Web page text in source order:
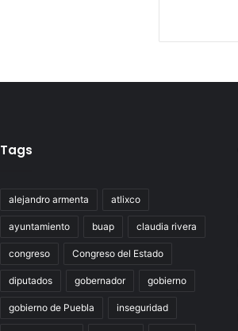
Tags
alejandro armenta atlixco
ayuntamiento buap claudia rivera
congreso Congreso del Estado
diputados gobernador gobierno
gobierno de Puebla inseguridad